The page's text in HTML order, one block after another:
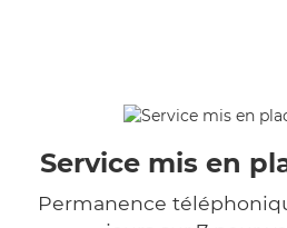
Service mis en
Permanence